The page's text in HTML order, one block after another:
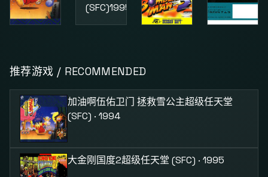
超级任
天堂
(SFC)1994
(SFC)1995
天堂
(SFC)1995
(FC)1987
推荐游戏 / RECOMMENDED
加油啊伍佑卫门 拯救雪公主超级任天堂
(SFC) · 1994
大金刚国度2超级任天堂 (SFC) · 1995